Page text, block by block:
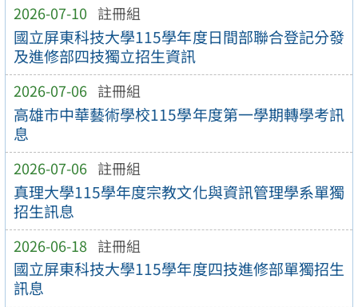
2026-07-10 註冊組
國立屏東科技大學115學年度日間部聯合登記分發
及進修部四技獨立招生資訊
2026-07-06 註冊組
高雄市中華藝術學校115學年度第一學期轉學考訊
息
2026-07-06 註冊組
真理大學115學年度宗教文化與資訊管理學系單獨
招生訊息
2026-06-18 註冊組
國立屏東科技大學115學年度四技進修部單獨招生
訊息